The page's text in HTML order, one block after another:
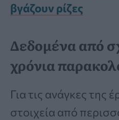
βγάζουν ρίζες
Δεδομένα από
χρόνια
Για τις ανάγκες της
στοιχεία από